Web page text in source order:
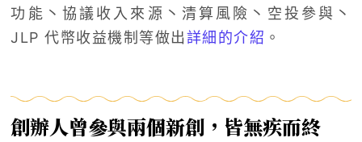
功能丶協議收入來源丶清算風險丶空投參與丶
JLP 代幣收益機制等做出詳細的介紹 。
創辦人曾參與兩個新創，皆無疾而終